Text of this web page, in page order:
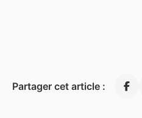
Partager cet article :